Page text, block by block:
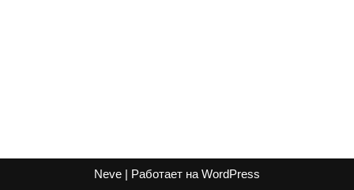
Neve | Работает на WordPress